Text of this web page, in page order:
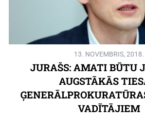
13. NOVEMBRIS, 2018.
JURAŠS: AMATI BŪTU
AUGSTĀKĀS
VADĪTĀJIEM